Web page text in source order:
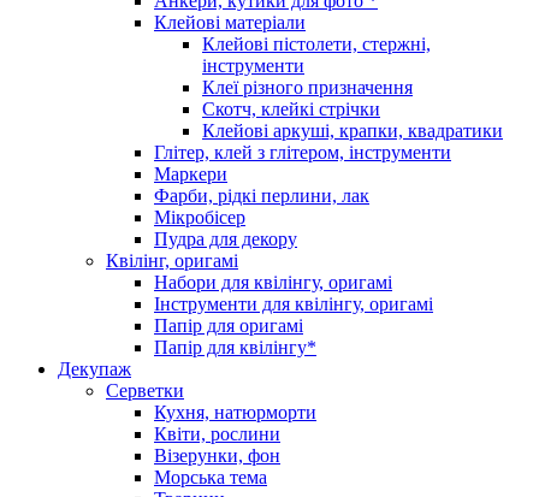
Клейові матеріали
Клейові пістолети, стержні,
інструменти
Клеї різного призначення
Скотч, клейкі стрічки
Клейові аркуші, крапки, квадратики
Глітер, клей з глітером, інструменти
Маркери
Фарби, рідкі перлини, лак
Мікробісер
Пудра для декору
Квілінг, оригамі
Набори для квілінгу, оригамі
Інструменти для квілінгу, оригамі
Папір для оригамі
Папір для квілінгу*
Декупаж
Серветки
Кухня, натюрморти
Квіти, рослини
Візерунки, фон
Морська тема